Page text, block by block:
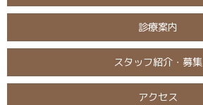
診療案内
スタッフ紹介・募集
アクセス